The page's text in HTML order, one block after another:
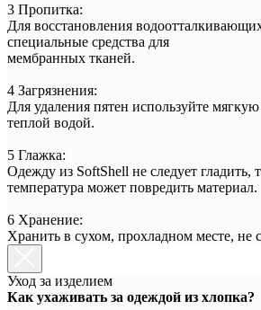
3 Пропитка:
Для восстановления
специальные средства для
мембранных тканей.
4 Загрязнения:
Для удаления пятен используйте
теплой водой.
5 Глажка:
Одежду из SoftShell не следует гладить,
температура может повредить материал.
6 Хранение:
Хранить в сухом, прохладном месте, не
Уход за изделием
Как ухаживать за одеждой из хлопка?